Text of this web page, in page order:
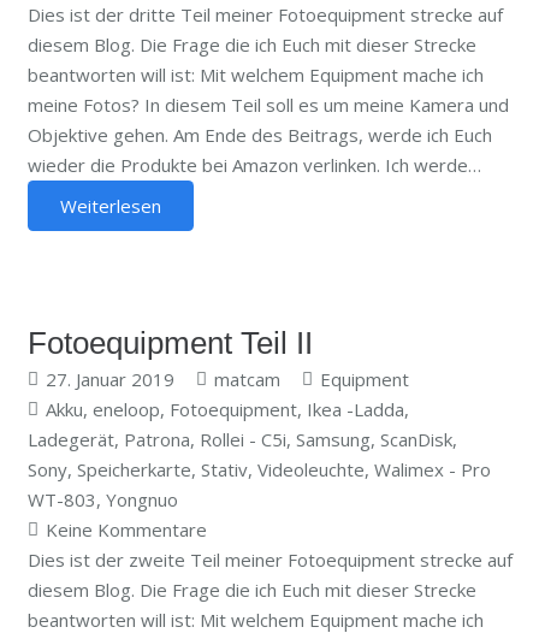
Dies ist der dritte Teil meiner Fotoequipment strecke auf
diesem Blog. Die Frage die ich Euch mit dieser Strecke
beantworten will ist: Mit welchem Equipment mache ich
meine Fotos? In diesem Teil soll es um meine Kamera und
Objektive gehen. Am Ende des Beitrags, werde ich Euch
wieder die Produkte bei Amazon verlinken. Ich werde…
Weiterlesen
Fotoequipment Teil II
27. Januar 2019 matcam
Equipment
Akku, eneloop, Fotoequipment, Ikea -Ladda,
Ladegerät, Patrona, Rollei - C5i, Samsung, ScanDisk,
Sony, Speicherkarte, Stativ, Videoleuchte, Walimex - Pro
WT-803, Yongnuo
Keine Kommentare
Dies ist der zweite Teil meiner Fotoequipment strecke auf
diesem Blog. Die Frage die ich Euch mit dieser Strecke
beantworten will ist: Mit welchem Equipment mache ich